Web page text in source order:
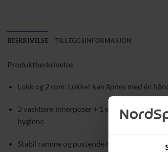
BESKRIVELSE TILLEGGSINFORMASJON
Produktbeskrivelse
Lokk og 2 rom: Lokket kan åpnes med én
2 vaskbare innerposer + 1 ekstra:
hygiene
Stabil ramme og pustende materiale: